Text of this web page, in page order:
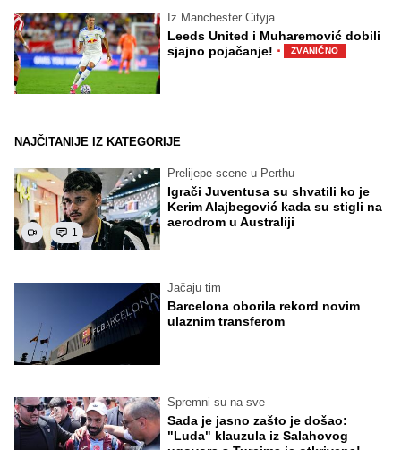
Iz Manchester Cityja
Leeds United i Muharemović dobili
sjajno pojačanje! · ZVANIČNO
NAJČITANIJE IZ KATEGORIJE
1
Prelijepe scene u Perthu
Igrači Juventusa su shvatili ko je
Kerim Alajbegović kada su stigli na
aerodrom u Australiji
Jačaju tim
Barcelona oborila rekord novim
ulaznim transferom
Spremni su na sve
Sada je jasno zašto je došao:
"Luda" klauzula iz Salahovog